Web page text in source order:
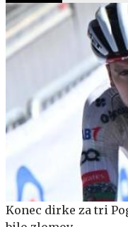
Konec dirke za tri